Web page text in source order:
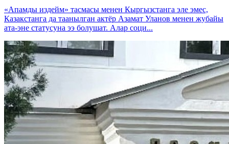
«Апамды издейм» тасмасы менен Кыргызстанга эле эмес,
Казакстанга да таанылган актёр Азамат Уланов менен жубайы
ата-эне статусуна ээ болушат. Алар соци...